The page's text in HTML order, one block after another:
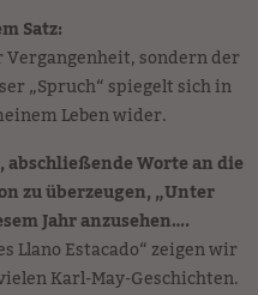
Satz:
sondern der
„Spruch“ spiegelt sich in
Leben wider.
Worte an die
zu überzeugen, „Unter
Jahr anzusehen….
Llano Estacado“ zeigen wir
Karl-May-Geschichten.